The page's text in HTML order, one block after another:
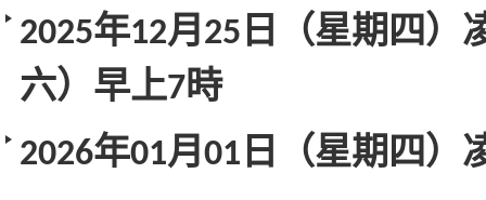
2025年12月25 日（星期 四）
六）早上7時
2026年01月01 日（星期 四）